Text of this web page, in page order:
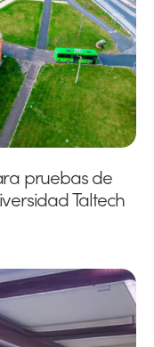
pruebas de
Taltech